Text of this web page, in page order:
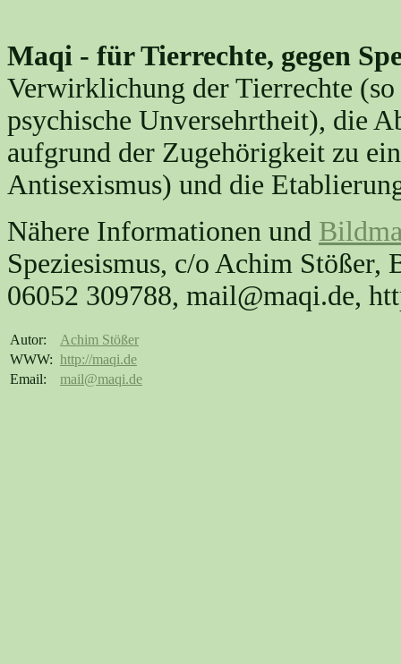
Maqi - für Tierrechte, gegen
Verwirklichung der Tierrechte (so
psychische Unversehrtheit), die
aufgrund der Zugehörigkeit zu
Antisexismus) und die
Nähere Informationen und
Speziesismus, c/o Achim
06052 309788, mail@maqi.de,
Autor:
Achim Stößer
WWW: http://maqi.de
Email:
mail@maqi.de